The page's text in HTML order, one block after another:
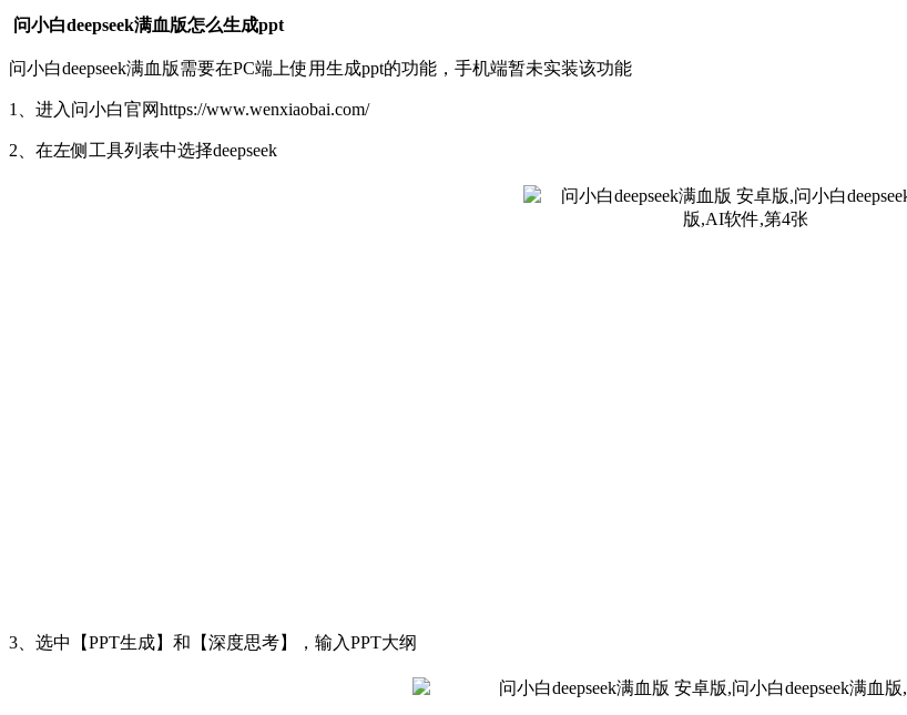
问小白deepseek满血版怎么生成ppt
问小白deepseek满血版需要在PC端上使用生成ppt的功能，手机端暂未实装该功能
1、进入问小白官网https://www.wenxiaobai.com/
2、在左侧工具列表中选择deepseek
3、选中【PPT生成】和【深度思考】，输入PPT大纲